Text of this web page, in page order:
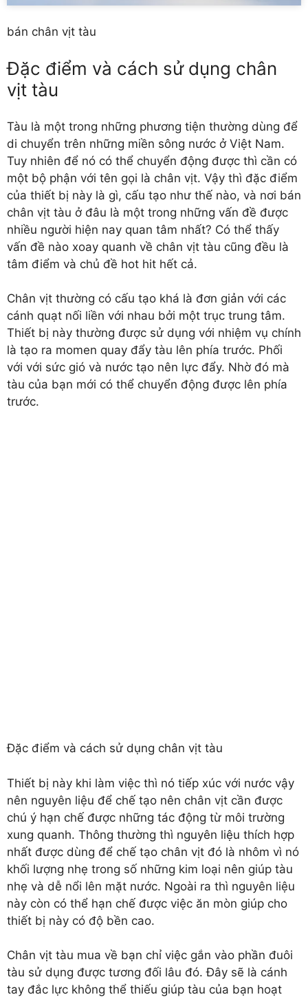
bán chân vịt tàu
Đặc điểm và cách sử dụng chân
vịt tàu
Tàu là một trong những phương tiện thường dùng để
di chuyển trên những miền sông nước ở Việt Nam.
Tuy nhiên để nó có thể chuyển động được thì cần có
một bộ phận với tên gọi là chân vịt. Vậy thì đặc điểm
của thiết bị này là gì, cấu tạo như thế nào, và nơi bán
chân vịt tàu ở đâu là một trong những vấn đề được
nhiều người hiện nay quan tâm nhất? Có thể thấy
vấn đề nào xoay quanh về chân vịt tàu cũng đều là
tâm điểm và chủ đề hot hit hết cả.
Chân vịt thường có cấu tạo khá là đơn giản với các
cánh quạt nối liền với nhau bởi một trục trung tâm.
Thiết bị này thường được sử dụng với nhiệm vụ chính
là tạo ra momen quay đẩy tàu lên phía trước. Phối
với với sức gió và nước tạo nên lực đẩy. Nhờ đó mà
tàu của bạn mới có thể chuyển động được lên phía
trước.
Đặc điểm và cách sử dụng chân vịt tàu
Thiết bị này khi làm việc thì nó tiếp xúc với nước vậy
nên nguyên liệu để chế tạo nên chân vịt cần được
chú ý hạn chế được những tác động từ môi trường
xung quanh. Thông thường thì nguyên liệu thích hợp
nhất được dùng để chế tạo chân vịt đó là nhôm vì nó
khối lượng nhẹ trong số những kim loại nên giúp tàu
nhẹ và dễ nổi lên mặt nước. Ngoài ra thì nguyên liệu
này còn có thể hạn chế được việc ăn mòn giúp cho
thiết bị này có độ bền cao.
Chân vịt tàu mua về bạn chỉ việc gắn vào phần đuôi
tàu sử dụng được tương đối lâu đó. Đây sẽ là cánh
tay đắc lực không thể thiếu giúp tàu của bạn hoạt